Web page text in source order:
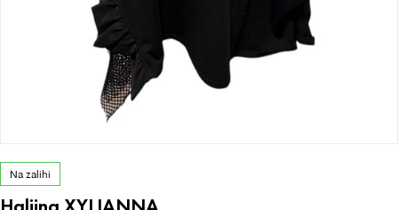
Na zalihi